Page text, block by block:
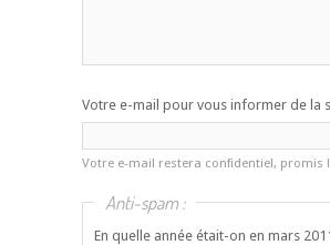
Votre e-mail pour vous informer de la
Votre e-mail restera confidentiel, promis !
Anti-spam :
En quelle année était-on en mars